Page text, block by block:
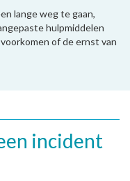
lange weg te gaan,
hulpmiddelen
of de ernst van
incident